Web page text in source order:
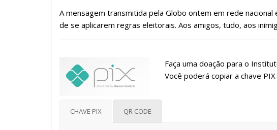
A mensagem transmitida pela Globo ontem em rede
de se aplicarem regras eleitorais. Aos amigos, tudo, aos
Faça uma doação para o
Você poderá copiar a chave
CHAVE PIX QR CODE